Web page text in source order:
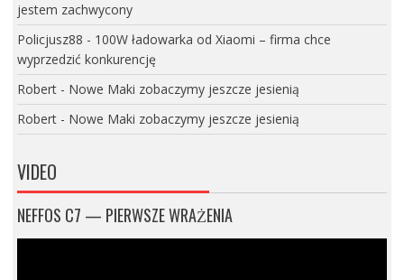
jestem zachwycony
Policjusz88 - 100W ładowarka od Xiaomi – firma chce
wyprzedzić konkurencję
Robert- Nowe Maki zobaczymy jeszcze jesienią
Robert- Nowe Maki zobaczymy jeszcze jesienią
VIDEO
NEFFOS C7 — PIERWSZE WRAŻENIA